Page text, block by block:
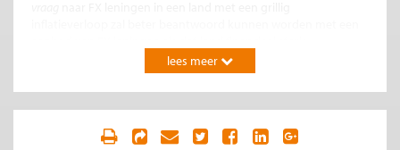
Om de vraag te beantwoorden of en hoe FX leningen
vlucht heeft genomen. Empirisch bewijs voor de diepere
lees meer